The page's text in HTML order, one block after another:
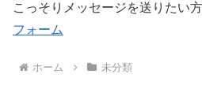
こっそりメッセージを送りたい
フォーム
ホーム 未分類